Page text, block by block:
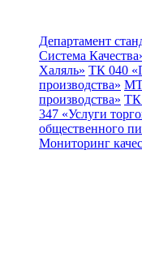
Департамент
Система
Халяль» ТК 040
производства»
производства» ТК
347 «Услуги
общественного
Мониторинг